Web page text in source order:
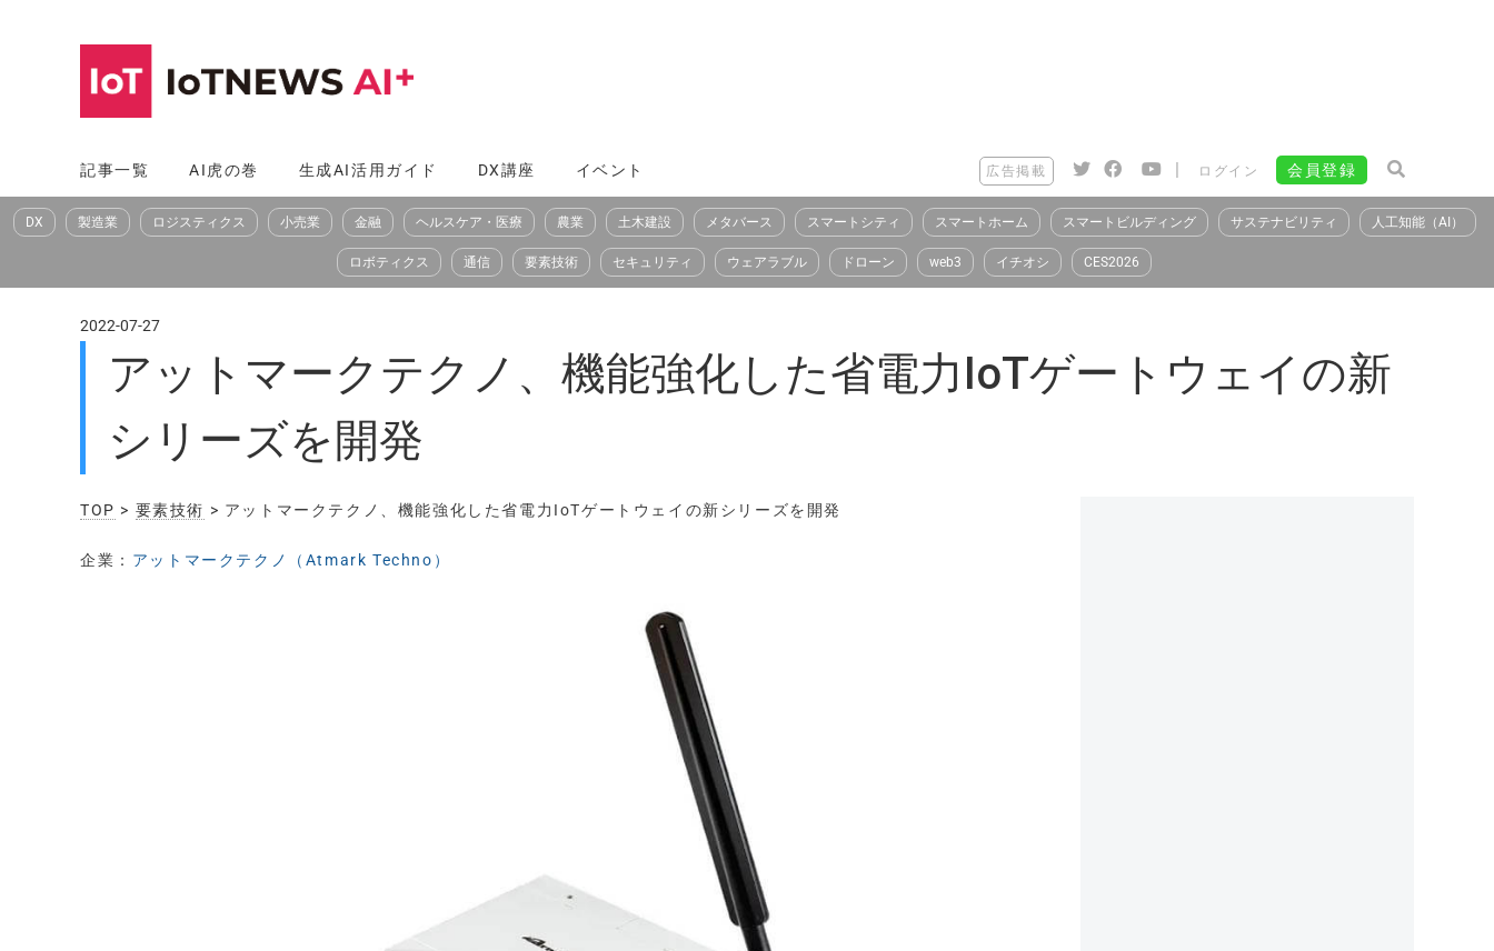
へ
ス
記事一覧 AI虎の巻 生成AI活用ガイド DX講座 イベント 広告掲載 | ログイン 会員登録
DX 製造業 ロジスティクス 小売業 金融 ヘルスケア・医療 農業 土木建設 メタバース スマートシティ スマートホーム スマートビルディング サステナビリティ 人工知能（AI）
ロボティクス 通信 要素技術 セキュリティ ウェアラブル ドローン web3 イチオシ CES2026
2022-07-27
アットマークテクノ、機能強化した省電力IoTゲートウェイの新
シリーズを開発
TOP > 要素技術 > アットマークテクノ、機能強化した省電力IoTゲートウェイの新シリーズを開発
企業： アットマークテクノ（Atmark Techno）